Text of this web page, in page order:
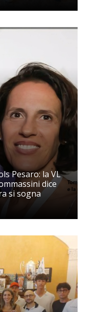
Pesaro: la VL
dice
si sogna